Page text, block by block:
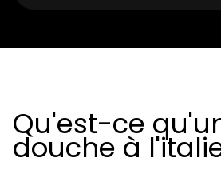
Qu'est-ce
douche à